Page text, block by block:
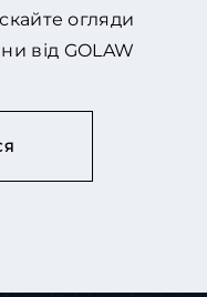
огляди
від GOLAW